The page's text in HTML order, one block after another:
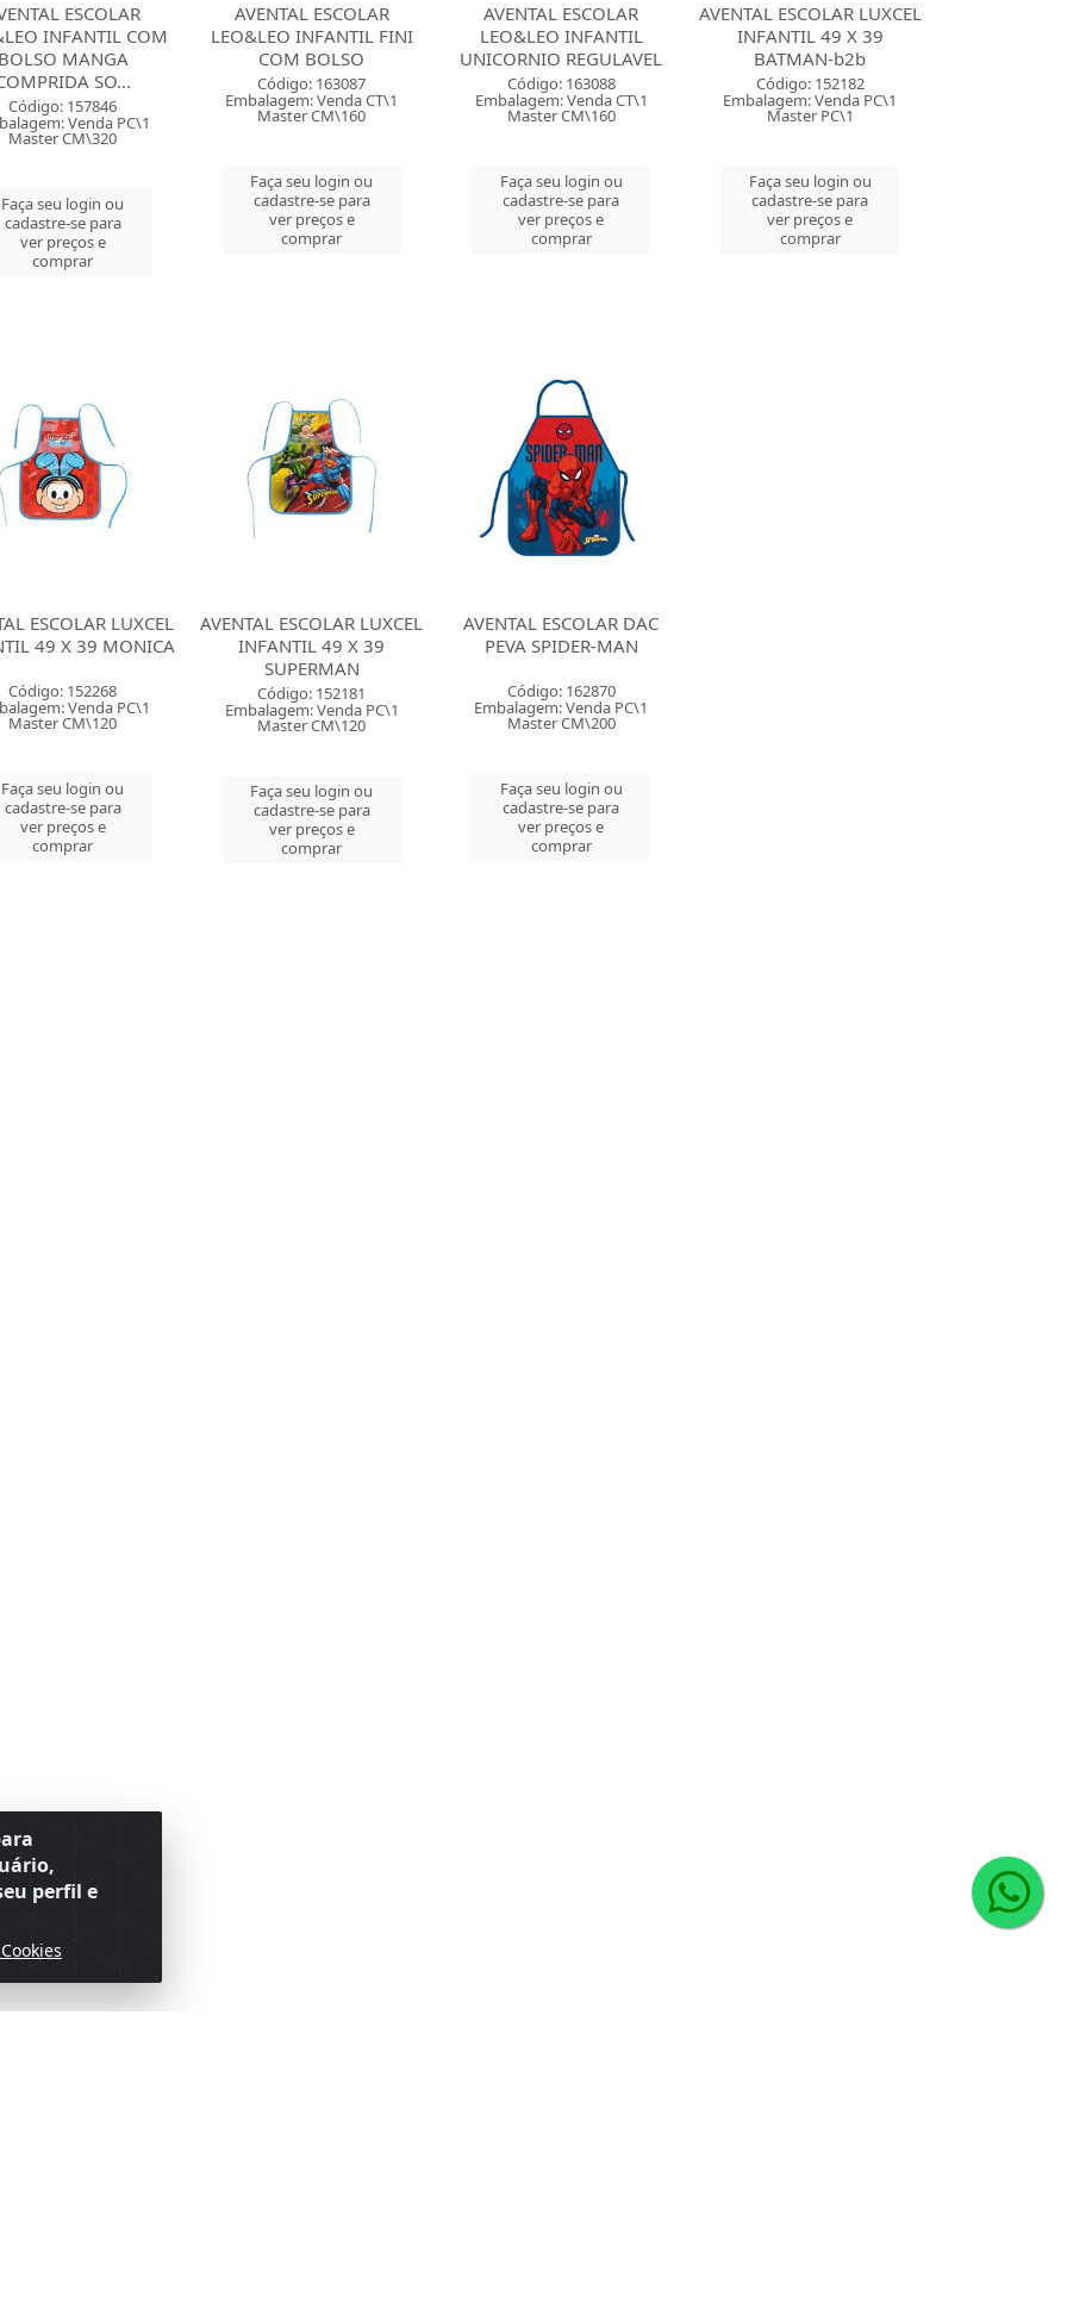
ESCOLAR
INFANTIL COM
MANGA
SO...
Código: 157846
Venda PC\1
Master CM\320
Faça seu login ou
cadastre-se para
ver preços e
comprar
AVENTAL ESCOLAR
LEO&LEO INFANTIL FINI
COM BOLSO
Código: 163087
Embalagem: Venda CT\1
Master CM\160
Faça seu login ou
cadastre-se para
ver preços e
comprar
AVENTAL ESCOLAR
LEO&LEO INFANTIL
UNICORNIO REGULAVEL
Código: 163088
Embalagem: Venda CT\1
Master CM\160
Faça seu login ou
cadastre-se para
ver preços e
comprar
AVENTAL ESCOLAR LUXCEL
INFANTIL 49 X 39
BATMAN-b2b
Código: 152182
Embalagem: Venda PC\1
Master PC\1
Faça seu login ou
cadastre-se para
ver preços e
comprar
ESCOLAR LUXCEL
49 X 39 MONICA
Código: 152268
Venda PC\1
Master CM\120
Faça seu login ou
cadastre-se para
ver preços e
comprar
AVENTAL ESCOLAR LUXCEL
INFANTIL 49 X 39
SUPERMAN
Código: 152181
Embalagem: Venda PC\1
Master CM\120
Faça seu login ou
cadastre-se para
ver preços e
comprar
AVENTAL ESCOLAR DAC
PEVA SPIDER-MAN
Código: 162870
Embalagem: Venda PC\1
Master CM\200
Faça seu login ou
cadastre-se para
ver preços e
comprar
perfil e